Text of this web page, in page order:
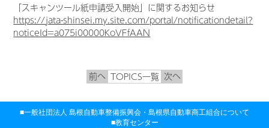
「スキャンツール紙申請受入開始」に関するお知らせ
https://jata-shinsei.my.site.com/portal/notificationdetail?
noticeId=a075i00000KoVFfAAN
前へ TOPICS一覧 次へ
一般社団法人 島根自動車整備振興会・ 島根県自動車商工組合について
教育センター